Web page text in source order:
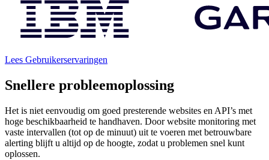
Lees Gebruikerservaringen
Snellere probleemoplossing
Het is niet eenvoudig om goed presterende websites en API’s met
hoge beschikbaarheid te handhaven. Door website monitoring met
vaste intervallen (tot op de minuut) uit te voeren met betrouwbare
alerting blijft u altijd op de hoogte, zodat u problemen snel kunt
oplossen.